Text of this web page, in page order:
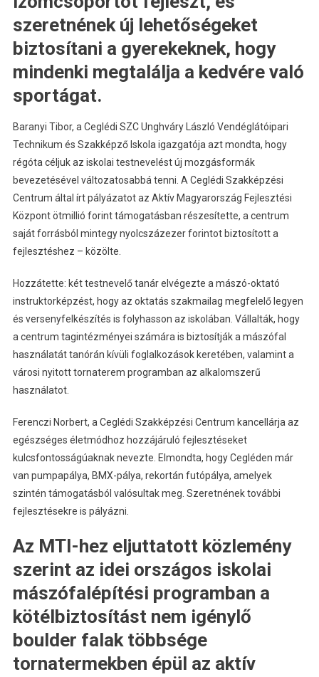
szeretnének új lehetőségeket
biztosítani a gyerekeknek, hogy
mindenki megtalálja a kedvére való
sportágat.
Baranyi Tibor, a Ceglédi SZC Unghváry László Vendéglátóipari
Technikum és Szakképző Iskola igazgatója azt mondta, hogy
régóta céljuk az iskolai testnevelést új mozgásformák
bevezetésével változatosabbá tenni. A Ceglédi Szakképzési
Centrum által írt pályázatot az Aktív Magyarország Fejlesztési
Központ ötmillió forint támogatásban részesítette, a centrum
saját forrásból mintegy nyolcszázezer forintot biztosított a
fejlesztéshez – közölte.
Hozzátette: két testnevelő tanár elvégezte a mászó-oktató
instruktorképzést, hogy az oktatás szakmailag megfelelő legyen
és versenyfelkészítés is folyhasson az iskolában. Vállalták, hogy
a centrum tagintézményei számára is biztosítják a mászófal
használatát tanórán kívüli foglalkozások keretében, valamint a
városi nyitott tornaterem programban az alkalomszerű
használatot.
Ferenczi Norbert, a Ceglédi Szakképzési Centrum kancellárja az
egészséges életmódhoz hozzájáruló fejlesztéseket
kulcsfontosságúaknak nevezte. Elmondta, hogy Cegléden már
van pumpapálya, BMX-pálya, rekortán futópálya, amelyek
szintén támogatásból valósultak meg. Szeretnének további
fejlesztésekre is pályázni.
Az MTI-hez eljuttatott közlemény
szerint az idei országos iskolai
mászófalépítési programban a
kötélbiztosítást nem igénylő
boulder falak többsége
tornatermekben épül az aktív